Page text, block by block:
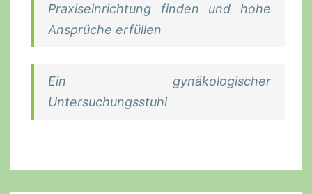
Praxiseinrichtung finden und hohe
Ansprüche erfüllen
Ein gynäkologischer
Untersuchungsstuhl